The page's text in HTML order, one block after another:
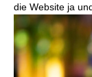
die Website ja